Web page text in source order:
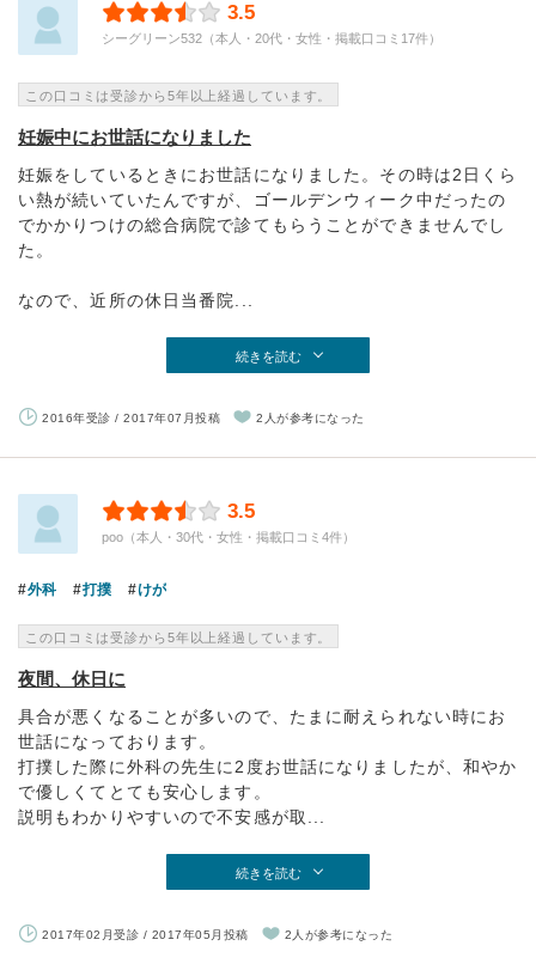
3.5
シーグリーン532（本人・20代・女性・掲載口コミ17件）
この口コミは受診から5年以上経過しています。
妊娠中にお世話になりました
妊娠をしているときにお世話になりました。その時は2日くら
い熱が続いていたんですが、ゴールデンウィーク中だったの
でかかりつけの総合病院で診てもらうことができませんでし
た。
なので、近所の休日当番院...
続きを読む
2016年受診 / 2017年07月投稿 2人が参考になった
3.5
poo（本人・30代・女性・掲載口コミ4件）
外科 打撲 けが
この口コミは受診から5年以上経過しています。
夜間、休日に
具合が悪くなることが多いので、たまに耐えられない時にお
世話になっております。
打撲した際に外科の先生に2度お世話になりましたが、和やか
で優しくてとても安心します。
説明もわかりやすいので不安感が取...
続きを読む
2017年02月受診 / 2017年05月投稿 2人が参考になった